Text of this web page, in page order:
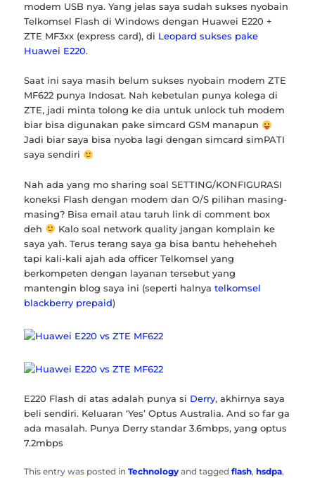
modem USB nya. Yang jelas saya sudah sukses nyobain
Telkomsel Flash di Windows dengan Huawei E220 +
ZTE MF3xx (express card), di Leopard sukses pake
Huawei E220.
Saat ini saya masih belum sukses nyobain modem ZTE
MF622 punya Indosat. Nah kebetulan punya kolega di
ZTE, jadi minta tolong ke dia untuk unlock tuh modem
biar bisa digunakan pake simcard GSM manapun
Jadi biar saya bisa nyoba lagi dengan simcard simPATI
saya sendiri
Nah ada yang mo sharing soal SETTING/KONFIGURASI
koneksi Flash dengan modem dan O/S pilihan masing-
masing? Bisa email atau taruh link di comment box
deh
Kalo soal network quality jangan komplain ke
saya yah. Terus terang saya ga bisa bantu heheheheh
tapi kali-kali ajah ada officer Telkomsel yang
berkompeten dengan layanan tersebut yang
mantengin blog saya ini (seperti halnyatelkomsel
blackberry prepaid)
E220 Flash di atas adalah punya si Derry, akhirnya saya
beli sendiri. Keluaran ‘Yes’ Optus Australia. And so far ga
ada masalah. Punya Derry standar 3.6mbps, yang optus
7.2mbps
This entry was posted inTechnology and taggedflash,hsdpa,